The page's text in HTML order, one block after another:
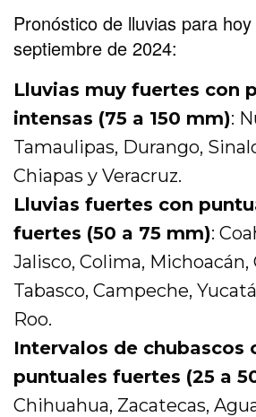
Pronóstico de lluvias para
septiembre de 2024:
Lluvias muy fuertes con
intensas (75 a 150 mm):
Tamaulipas, Durango,
Chiapas y Veracruz.
Lluvias fuertes con
fuertes (50 a 75 mm):
Jalisco, Colima, Michoacán,
Tabasco, Campeche,
Roo.
Intervalos de chubascos
puntuales fuertes (25 a
Chihuahua, Zacatecas,